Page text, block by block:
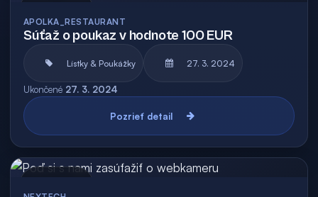
APOLKA_RESTAURANT
Súťaž o poukaz v hodnote 100 EUR
Lístky & Poukážky 27. 3. 2024
Ukončené 27. 3. 2024
Pozrieť detail